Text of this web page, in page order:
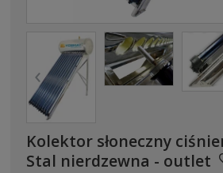
‹
Kolektor słoneczny
Stal nierdzewna - outlet